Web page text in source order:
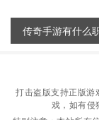
传奇手游有什么
打击盗版支持正版游
戏，如有侵